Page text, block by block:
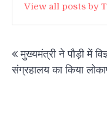
View all posts by
navigation
मुख्यमंत्री ने पौड़ी में
संग्रहालय का किया